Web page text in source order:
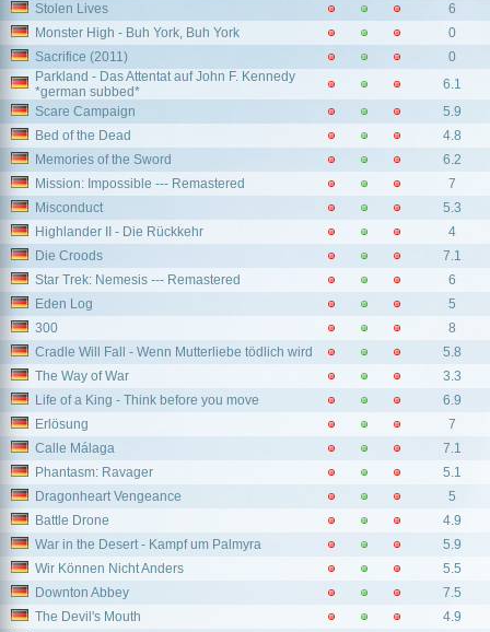
Stolen Lives
6
Monster High - Buh York, Buh York
0
Sacrifice (2011)
0
Parkland - Das Attentat auf John F. Kennedy
*german subbed*
6.1
Scare Campaign
5.9
Bed of the Dead
4.8
Memories of the Sword
6.2
Mission: Impossible --- Remastered
7
Misconduct
5.3
Highlander II - Die Rückkehr
4
Die Croods
7.1
Star Trek: Nemesis --- Remastered
6
Eden Log
5
300
8
Cradle Will Fall - Wenn Mutterliebe tödlich wird
5.8
The Way of War
3.3
Life of a King - Think before you move
6.9
Erlösung
7
Calle Málaga
7.1
Phantasm: Ravager
5.1
Dragonheart Vengeance
5
Battle Drone
4.9
War in the Desert - Kampf um Palmyra
5.9
Wir Können Nicht Anders
5.5
Downton Abbey
7.5
The Devil's Mouth
4.9